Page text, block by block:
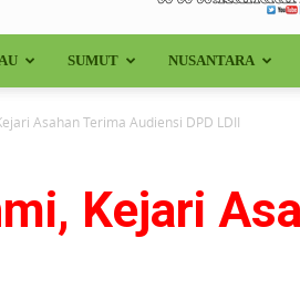
SUMUT NUSANTARA
Asahan Terima Audiensi DPD LDII
Kejari